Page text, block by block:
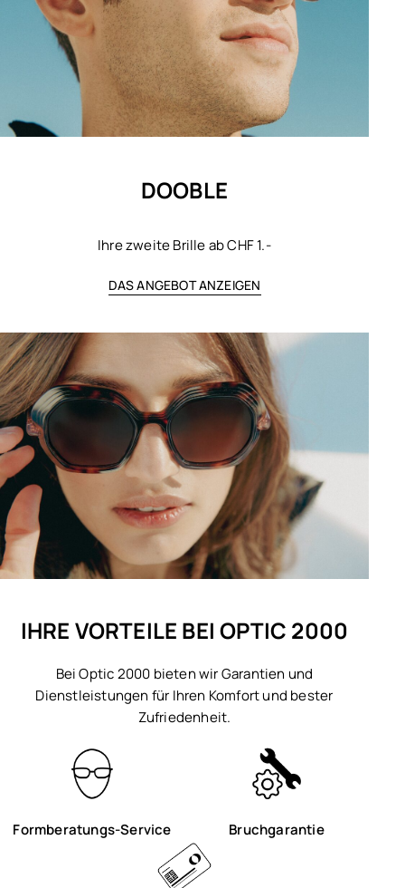
DOOBLE
Ihre zweite Brille ab CHF 1.-
DAS ANGEBOT ANZEIGEN
IHRE VORTEILE BEI OPTIC 2000
Bei Optic 2000 bieten wir Garantien und
Dienstleistungen für Ihren Komfort und bester
Zufriedenheit.
Formberatungs-Service Bruchgarantie